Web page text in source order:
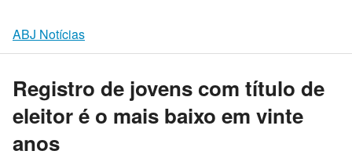
ABJ Notícias
Registro de jovens com título de
eleitor é o mais baixo em vinte
anos